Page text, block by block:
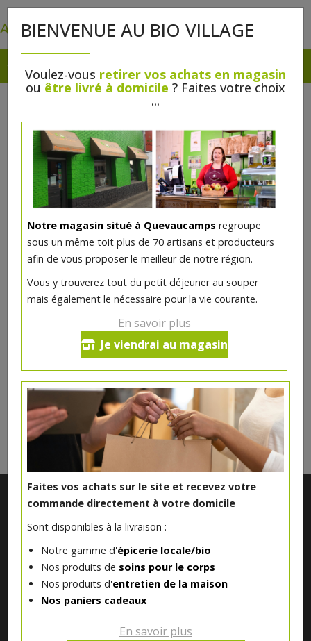
BIENVENUE AU BIO VILLAGE
Voulez-vous retirer vos achats en magasin
ou être livré à domicile ? Faites votre choix
...
Notre magasin situé à Quevaucamps regroupe
sous un même toit plus de 70 artisans et producteurs
afin de vous proposer le meilleur de notre région.
Vous y trouverez tout du petit déjeuner au souper
mais également le nécessaire pour la vie courante.
En savoir plus
Je viendrai au magasin
Faites vos achats sur le site et recevez votre
commande directement à votre domicile
Sont disponibles à la livraison :
Notre gamme d'épicerie locale/bio
Nos produits de soins pour le corps
Nos produits d'entretien de la maison
Nos paniers cadeaux
En savoir plus
Escargots 24 p au court bouillon
11.9€/pc
Ce produit est indisponible pour le moment.
DANS LA MÊME CATÉGORIE ...
produits de plus de 50 artisans et producteurs régionaux pour